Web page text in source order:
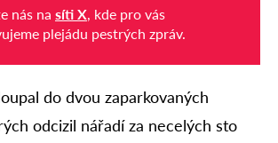
nás na síti X, kde pro vás
plejádu pestrých zpráv.
do dvou zaparkovaných
odcizil nářadí za necelých sto